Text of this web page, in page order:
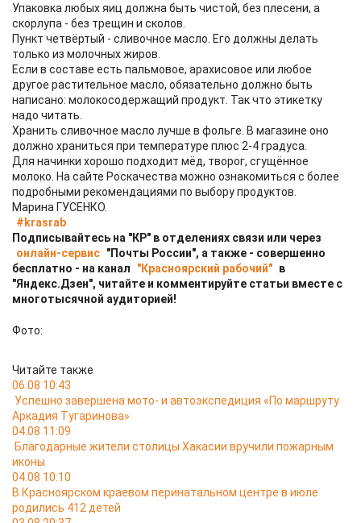
Упаковка любых яиц должна быть чистой, без плесени, а
скорлупа - без трещин и сколов.
Пункт четвёртый - сливочное масло. Его должны делать
только из молочных жиров.
Если в составе есть пальмовое, арахисовое или любое
другое растительное масло, обязательно должно быть
написано: молокосодержащий продукт. Так что этикетку
надо читать.
Хранить сливочное масло лучше в фольге. В магазине оно
должно храниться при температуре плюс 2-4 градуса.
Для начинки хорошо подходит мёд, творог, сгущённое
молоко. На сайте Роскачества можно ознакомиться с более
подробными рекомендациями по выбору продуктов.
Марина ГУСЕНКО.
#krasrab
Подписывайтесь на "КР" в отделениях связи или через
онлайн-сервис "Почты России", а также - совершенно
бесплатно - на канал
"Красноярский рабочий" в
"Яндекс.Дзен", читайте и комментируйте статьи вместе с
многотысячной аудиторией!
Фото:
Читайте также
06.08 10:43
Успешно завершена мото- и автоэкспедиция «По маршруту
Аркадия Тугаринова»
04.08 11:09
Благодарные жители столицы Хакасии вручили пожарным
иконы
04.08 10:10
В Красноярском краевом перинатальном центре в июле
родились 412 детей